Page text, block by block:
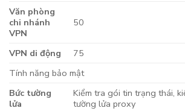
Văn phòng
chi nhánh
VPN
50
VPN di động 75
Tính năng bảo mật
Bức tường
lửa
Kiểm tra gói tin trạng thái,
tường lửa proxy